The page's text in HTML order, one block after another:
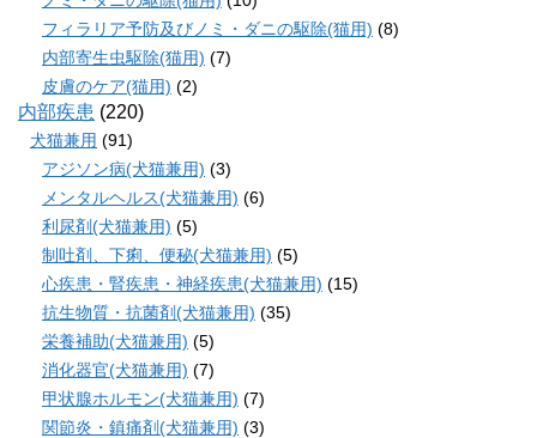
フィラリア予防及びノミ・ダニの駆除(猫用) (8)
内部寄生虫駆除(猫用) (7)
皮膚のケア(猫用) (2)
内部疾患 (220)
犬猫兼用 (91)
アジソン病(犬猫兼用) (3)
メンタルヘルス(犬猫兼用) (6)
利尿剤(犬猫兼用) (5)
制吐剤、下痢、便秘(犬猫兼用) (5)
心疾患・腎疾患・神経疾患(犬猫兼用) (15)
抗生物質・抗菌剤(犬猫兼用) (35)
栄養補助(犬猫兼用) (5)
消化器官(犬猫兼用) (7)
甲状腺ホルモン(犬猫兼用) (7)
関節炎・鎮痛剤(犬猫兼用) (3)